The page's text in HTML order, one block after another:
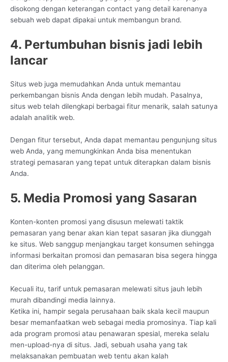
disokong dengan keterangan contact yang detail karenanya
sebuah web dapat dipakai untuk membangun brand.
4. Pertumbuhan bisnis jadi lebih
lancar
Situs web juga memudahkan Anda untuk memantau
perkembangan bisnis Anda dengan lebih mudah. Pasalnya,
situs web telah dilengkapi berbagai fitur menarik, salah satunya
adalah analitik web.
Dengan fitur tersebut, Anda dapat memantau pengunjung situs
web Anda, yang memungkinkan Anda bisa menentukan
strategi pemasaran yang tepat untuk diterapkan dalam bisnis
Anda.
5. Media Promosi yang Sasaran
Konten-konten promosi yang disusun melewati taktik
pemasaran yang benar akan kian tepat sasaran jika diunggah
ke situs. Web sanggup menjangkau target konsumen sehingga
informasi berkaitan promosi dan pemasaran bisa segera hingga
dan diterima oleh pelanggan.
Kecuali itu, tarif untuk pemasaran melewati situs jauh lebih
murah dibandingi media lainnya.
Ketika ini, hampir segala perusahaan baik skala kecil maupun
besar memanfaatkan web sebagai media promosinya. Tiap kali
ada program promosi atau penawaran spesial, mereka selalu
men-upload-nya di situs. Jadi, sebuah usaha yang tak
melaksanakan pembuatan web tentu akan kalah